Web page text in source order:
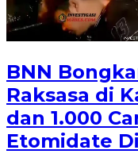
BNN
Raksasa di
dan 1.000
Etomidate